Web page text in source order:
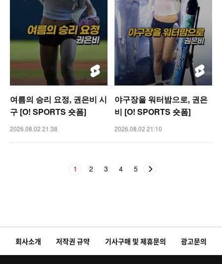
여름의 승리 요정, 권은비 시
구 [O! SPORTS 숏폼]
2026.08.02 21:38
야구장을 워터밤으로, 권은
비 [O! SPORTS 숏폼]
2026.08.02 21:10
1 2 3 4 5
회사소개 저작권 규약 기사구매 및 제휴문의 광고문의